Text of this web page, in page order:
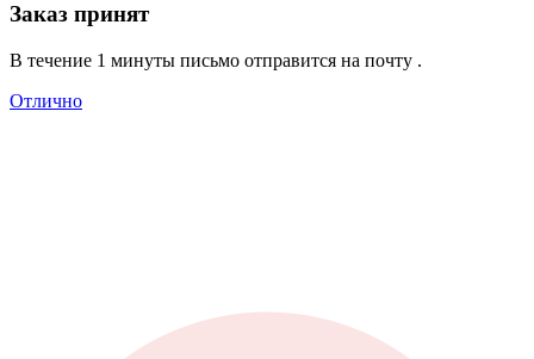
Заказ принят
В течение 1 минуты письмо отправится на почту .
Отлично